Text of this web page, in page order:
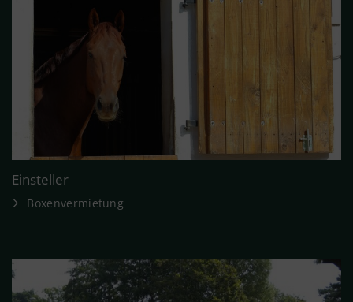
Einsteller
Boxenvermietung